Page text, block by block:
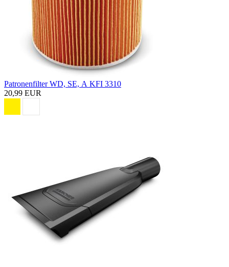
Patronenfilter WD, SE, A KFI 3310
20,99 EUR